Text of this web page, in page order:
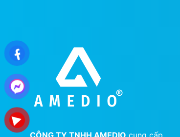
CÔNG TY TNHH AMEDIO cung cấp